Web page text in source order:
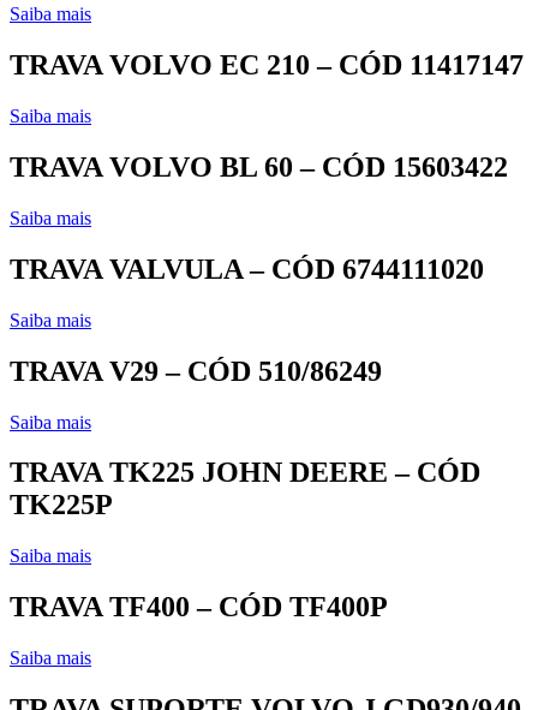
Saiba mais
TRAVA VOLVO EC 210 – CÓD 11417147
Saiba mais
TRAVA VOLVO BL 60 – CÓD 15603422
Saiba mais
TRAVA VALVULA – CÓD 6744111020
Saiba mais
TRAVA V29 – CÓD 510/86249
Saiba mais
TRAVA TK225 JOHN DEERE – CÓD
TK225P
Saiba mais
TRAVA TF400 – CÓD TF400P
Saiba mais